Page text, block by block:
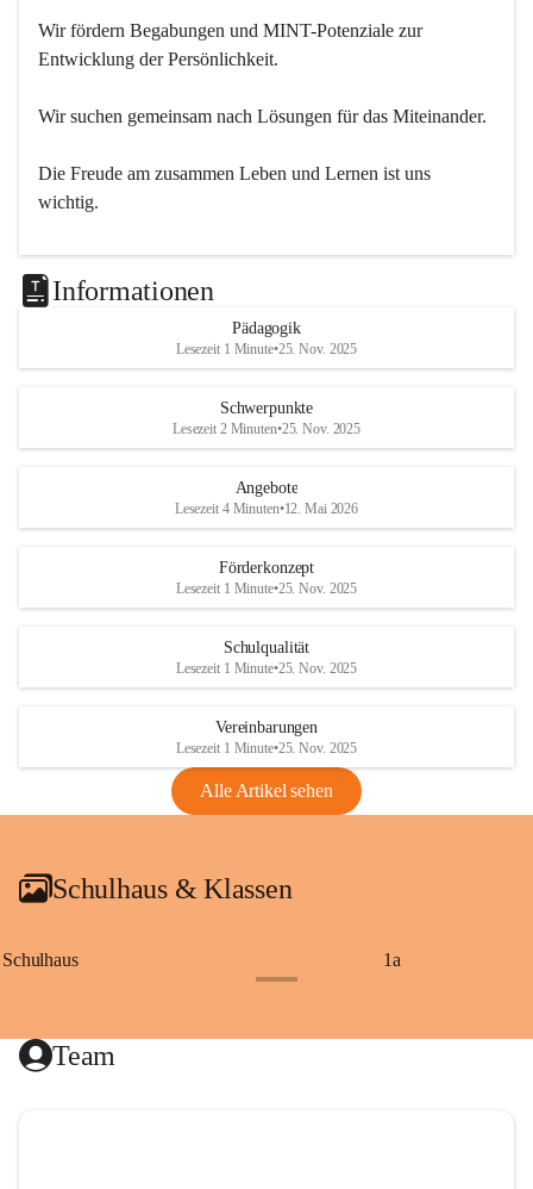
Wir fördern Begabungen und MINT-Potenziale zur
Entwicklung der Persönlichkeit.
Wir suchen gemeinsam nach Lösungen für das Miteinander.
Die Freude am zusammen Leben und Lernen ist uns
wichtig.
Informationen
Pädagogik
Lesezeit 1 Minute•25. Nov. 2025
Schwerpunkte
Lesezeit 2 Minuten•25. Nov. 2025
Angebote
Lesezeit 4 Minuten•12. Mai 2026
Förderkonzept
Lesezeit 1 Minute•25. Nov. 2025
Schulqualität
Lesezeit 1 Minute•25. Nov. 2025
Vereinbarungen
Lesezeit 1 Minute•25. Nov. 2025
Alle Artikel sehen
Schulhaus & Klassen
Schulhaus 1a
Team